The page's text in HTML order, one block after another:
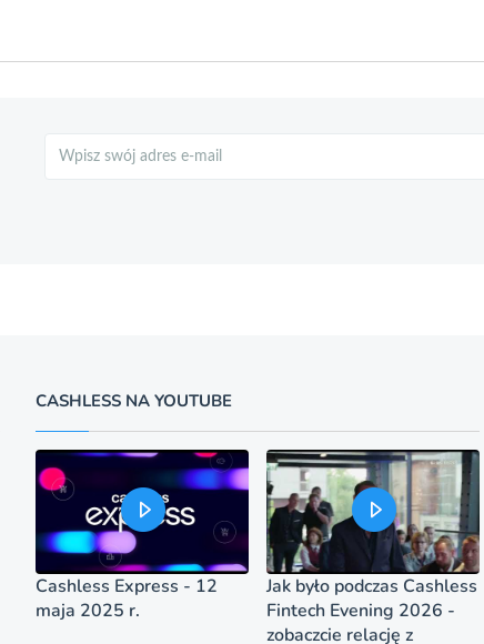
CASHLESS NA YOUTUBE
Cashless Express - 12
maja 2025 r.
Jak było podczas Cashless
Fintech Evening 2026 -
zobaczcie relację z